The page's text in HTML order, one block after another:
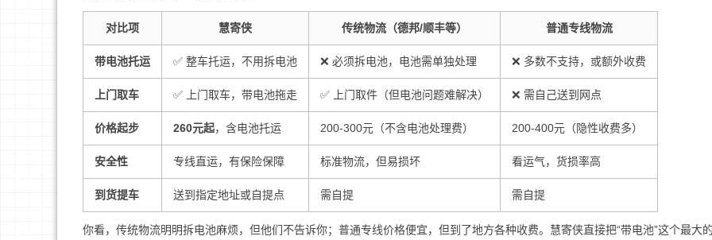
对比项 慧寄侠 传统物流（德邦/顺丰等） 普通专线物流
带电池托运 ✅ 整车托运，不用拆电池 ❌ 必须拆电池，电池需单独处理 ❌ 多数不支持，或额外收费
上门取车 ✅ 上门取车，带电池拖走 ✅ 上门取件（但电池问题难解决） ❌ 需自己送到网点
价格起步 260元起，含电池托运 200-300元（不含电池处理费） 200-400元（隐性收费多）
安全性 专线直运，有保险保障 标准物流，但易损坏 看运气，货损率高
到货提车 送到指定地址或自提点 需自提 需自提
你看，传统物流明明拆电池麻烦，但他们不告诉你；普通专线价格便宜，但到了地方各种收费。慧寄侠直接把“带电池”这个最大